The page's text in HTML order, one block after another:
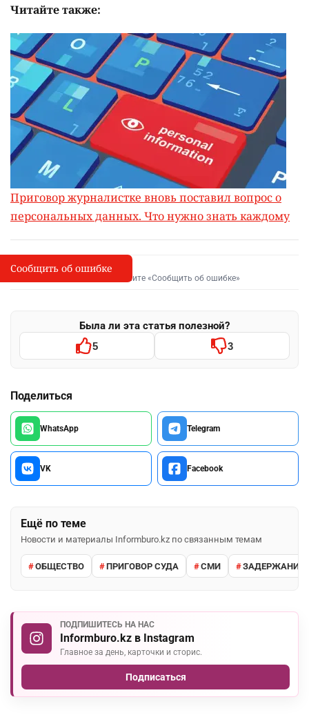
Читайте также:
Приговор журналистке вновь поставил вопрос о
персональных данных. Что нужно знать каждому
I
Сообщить об опечатке
Выделите фрагмент и нажмите «Сообщить об ошибке»
Была ли эта статья полезной?
5 3
Поделиться
WhatsApp Telegram
VK Facebook
Ещё по теме
Новости и материалы Informburo.kz по связанным темам
ОБЩЕСТВО ПРИГОВОР СУДА СМИ ЗАДЕРЖАНИЕ
ПОДПИШИТЕСЬ НА НАС
Informburo.kz в Instagram
Главное за день, карточки и сторис.
Подписаться
Сообщить об ошибке